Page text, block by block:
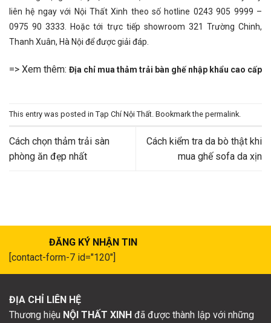
liên hệ ngay với Nội Thất Xinh theo số hotline 0243 905 9999 –
0975 90 3333. Hoặc tới trực tiếp showroom 321 Trường Chinh,
Thanh Xuân, Hà Nội để được giải đáp.
=> Xem thêm: Địa chỉ mua thảm trải bàn ghế nhập khẩu cao cấp
This entry was posted in Tạp Chí Nội Thất . Bookmark the permalink
Cách chọn thảm trải sàn
phòng ăn đẹp nhất
Cách kiểm tra da bò thật khi
mua ghế sofa da xịn
ĐĂNG KÝ NHẬN TIN
[contact-form-7 id="120"]
ĐỊA CHỈ LIÊN HỆ
Thương hiệu NỘI THẤT XINH đã được thành lập với những